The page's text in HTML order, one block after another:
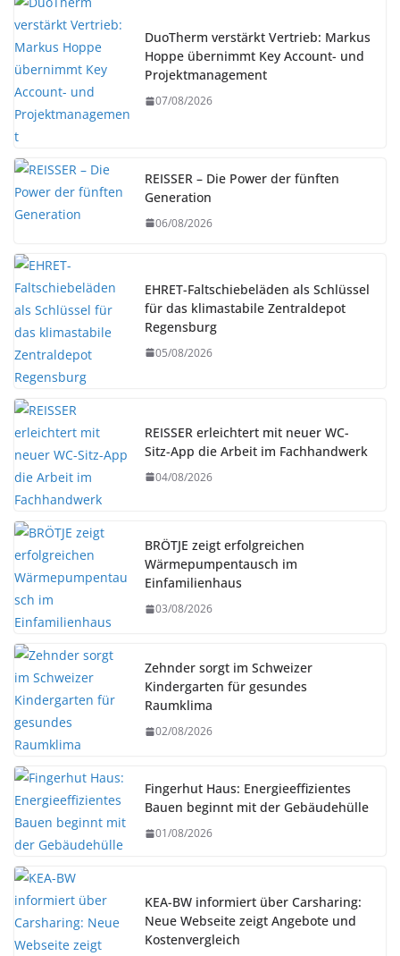
DuoTherm verstärkt Vertrieb: Markus
Hoppe übernimmt Key Account- und
Projektmanagement
07/08/2026
REISSER – Die Power der fünften
Generation
06/08/2026
EHRET-Faltschiebeläden als Schlüssel
für das klimastabile Zentraldepot
Regensburg
05/08/2026
REISSER erleichtert mit neuer WC-
Sitz-App die Arbeit im Fachhandwerk
04/08/2026
BRÖTJE zeigt erfolgreichen
Wärmepumpentausch im
Einfamilienhaus
03/08/2026
Zehnder sorgt im Schweizer
Kindergarten für gesundes
Raumklima
02/08/2026
Fingerhut Haus: Energieeffizientes
Bauen beginnt mit der Gebäudehülle
01/08/2026
KEA-BW informiert über Carsharing:
Neue Webseite zeigt Angebote und
Kostenvergleich